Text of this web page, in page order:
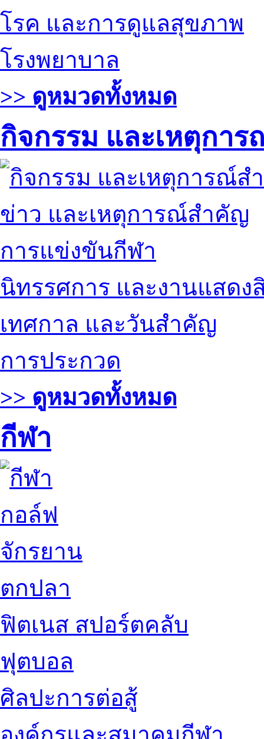
โรค และการดูแลสุขภาพ
โรงพยาบาล
>> ดูหมวดทั้งหมด
กิจกรรม และเหตุกา
ข่าว และเหตุการณ์สำคัญ
การแข่งขันกีฬา
นิทรรศการ และงานแสดง
เทศกาล และวันสำคัญ
การประกวด
>> ดูหมวดทั้งหมด
กีฬา
กอล์ฟ
จักรยาน
ตกปลา
ฟิตเนส สปอร์ตคลับ
ฟุตบอล
ศิลปะการต่อสู้